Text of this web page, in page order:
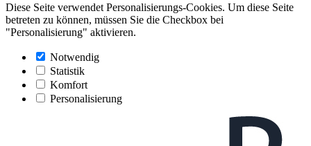
Diese Seite verwendet Personalisierungs-Cookies. Um diese Seite
betreten zu können, müssen Sie die Checkbox bei
"Personalisierung" aktivieren.
Notwendig
Statistik
Komfort
Personalisierung